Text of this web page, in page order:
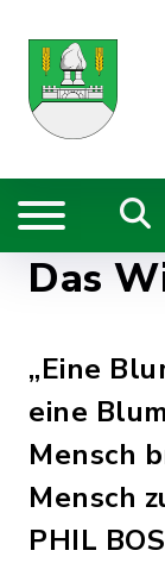
Das
„Eine
eine
Mensch
Mensch
PHIL